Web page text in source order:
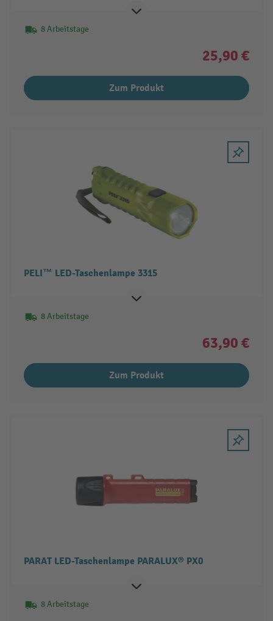
8 Arbeitstage
25,90 €
Zum Produkt
PELI™ LED-Taschenlampe 3315
8 Arbeitstage
63,90 €
Zum Produkt
PARAT LED-Taschenlampe PARALUX® PX0
8 Arbeitstage